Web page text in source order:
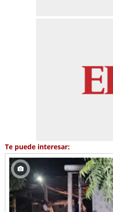
Te puede interesar: